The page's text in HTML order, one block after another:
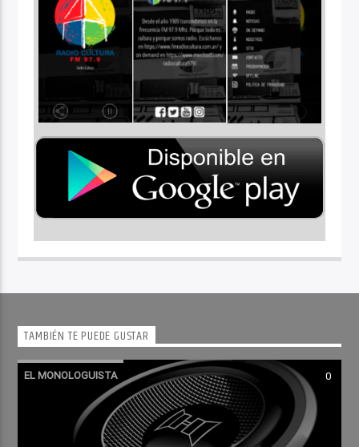
TAMBIÉN TE PUEDE GUSTAR
EL MONOLOGUISTA 0